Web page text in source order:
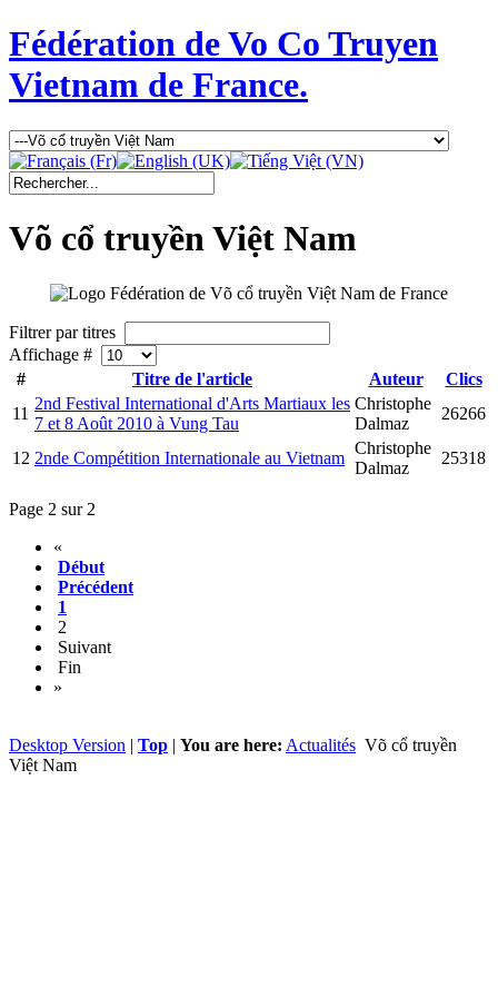
Fédération de Vo Co Truyen
Vietnam de France.
Võ cổ truyền Việt Nam
Filtrer par titres
Affichage #
#
Titre de l'article Auteur
Clics
11
2nd Festival International d'Arts Martiaux les
7 et 8 Août 2010 à Vung Tau
Christophe
Dalmaz
26266
12 2nde Compétition Internationale au Vietnam
Christophe
Dalmaz
25318
Page 2 sur 2
«
Début
Précédent
1
2
Suivant
Fin
»
Desktop Version | Top | You are here: Actualités Võ cổ truyền
Việt Nam